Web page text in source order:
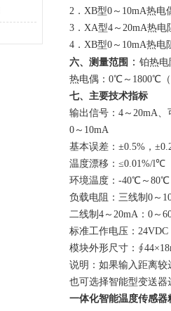
2． XB型0～10mA热电
3． XA型4～20mA热电
4． XB型0～10mA热电
六、测量范围 ： 铂热
热电偶：0℃～1800℃
七、主要技术指标
输出信号：4～20mA
0～10mA
基本误差：±0.5%，
温度漂移：≤0.01%/l℃
环境温度：-40℃～80℃
负载电阻：三线制0～
二线制4～20mA：0～
标准工作电压：
模块外形尺寸：
说明：如果输入距离
也可选择智能型变送器
一体化智能温度传感